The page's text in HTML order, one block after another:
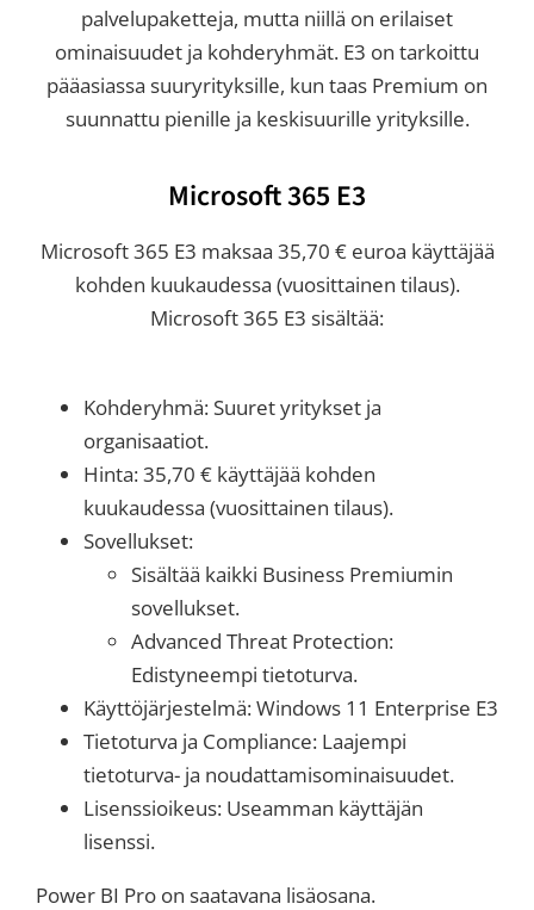
palvelupaketteja, mutta niillä on erilaiset
ominaisuudet ja kohderyhmät. E3 on tarkoittu
pääasiassa suuryrityksille, kun taas Premium on
suunnattu pienille ja keskisuurille yrityksille.
Microsoft 365 E3
Microsoft 365 E3 maksaa 35,70 € euroa käyttäjää
kohden kuukaudessa (vuosittainen tilaus).
Microsoft 365 E3 sisältää:
Kohderyhmä: Suuret yritykset ja
organisaatiot.
Hinta: 35,70 € käyttäjää kohden
kuukaudessa (vuosittainen tilaus).
Sovellukset:
Sisältää kaikki Business Premiumin
sovellukset.
Advanced Threat Protection:
Edistyneempi tietoturva.
Käyttöjärjestelmä: Windows 11 Enterprise E3
Tietoturva ja Compliance: Laajempi
tietoturva- ja noudattamisominaisuudet.
Lisenssioikeus: Useamman käyttäjän
lisenssi.
Power BI Pro on saatavana lisäosana.